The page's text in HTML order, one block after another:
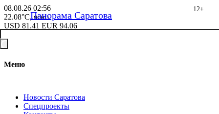
08.08.26 02:56
22.08°C, ясно
USD 81.41 EUR 94.06
Меню
Новости Саратова
Спецпроекты
Панорама Саратова
12+